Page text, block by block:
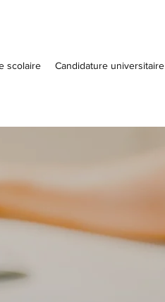
scolaire Candidature universitaire